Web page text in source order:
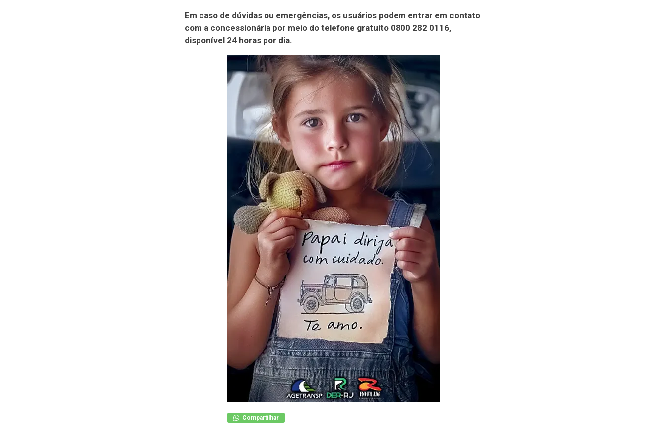
Em caso de dúvidas ou emergências, os usuários podem entrar em contato
com a concessionária por meio do telefone gratuito 0800 282 0116,
disponível 24 horas por dia.
Compartilhar